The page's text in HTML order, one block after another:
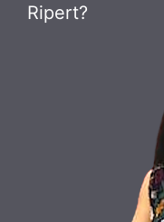
Ripert?